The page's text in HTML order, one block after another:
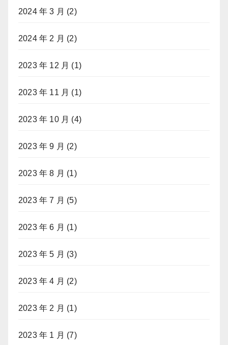
2024 年 3 月 (2)
2024 年 2 月 (2)
2023 年 12 月 (1)
2023 年 11 月 (1)
2023 年 10 月 (4)
2023 年 9 月 (2)
2023 年 8 月 (1)
2023 年 7 月 (5)
2023 年 6 月 (1)
2023 年 5 月 (3)
2023 年 4 月 (2)
2023 年 2 月 (1)
2023 年 1 月 (7)